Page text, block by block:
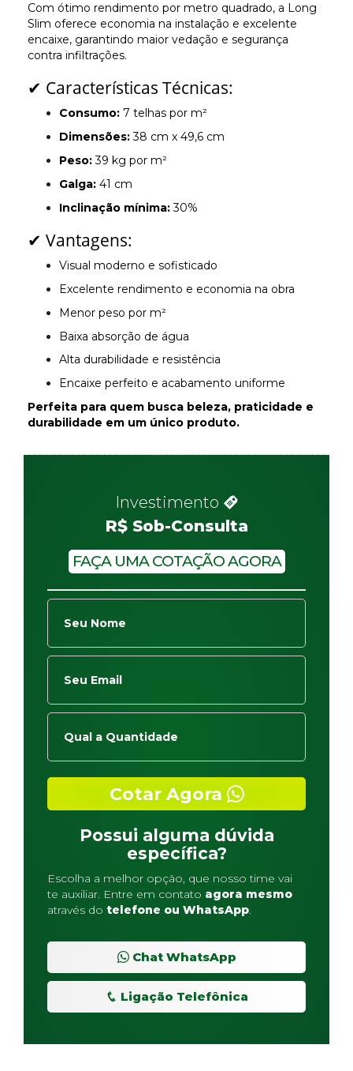
Com ótimo rendimento por metro quadrado, a Long
Slim oferece economia na instalação e excelente
encaixe, garantindo maior vedação e segurança
contra infiltrações.
✔ Características Técnicas:
Consumo: 7 telhas por m²
Dimensões:38 cm x 49,6 cm
Peso:39 kg por m²
Galga: 41 cm
Inclinação mínima:30%
✔ Vantagens:
Visual moderno e sofisticado
Excelente rendimento e economia na obra
Menor peso por m²
Baixa absorção de água
Alta durabilidade e resistência
Encaixe perfeito e acabamento uniforme
Perfeita para quem busca beleza, praticidade e
durabilidade em um único produto.
Investimento
R$ Sob-Consulta
FAÇA UMA COTAÇÃO AGORA
Cotar Agora
Possui alguma dúvida
específica?
Escolha a melhor opção, que nosso time vai
te auxiliar. Entre em contato agora mesmo
através do telefone ou WhatsApp.
Chat WhatsApp
Ligação Telefônica